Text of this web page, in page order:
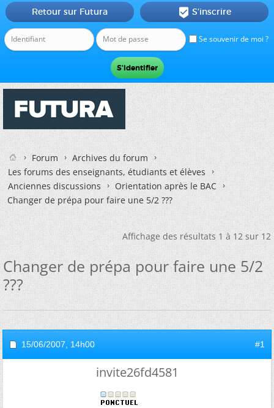
Se souvenir de moi ?
Retour sur Futura  S'inscrire
Forum
Archives du forum
Les forums des enseignants, étudiants et élèves
Anciennes discussions
Orientation après le BAC
Changer de prépa pour faire une 5/2 ???
Affichage des résultats 1 à 12 sur 12
Changer de prépa pour faire une 5/2
???
15/06/2007, 14h00 #1
invite26fd4581